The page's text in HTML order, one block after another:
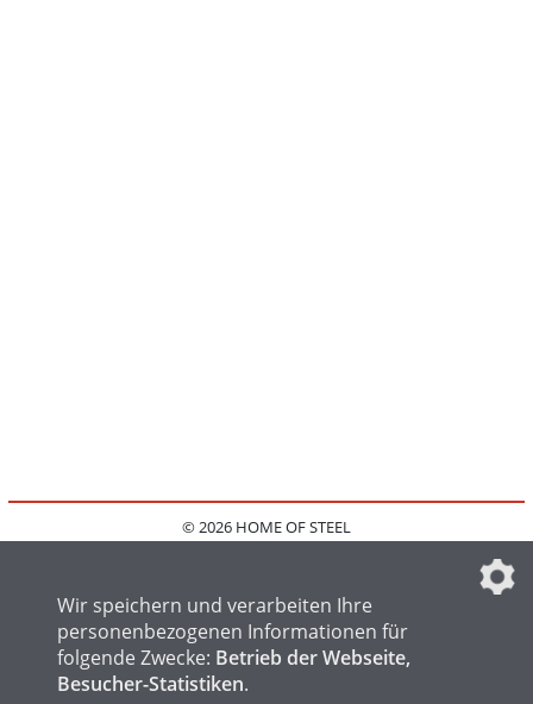
© 2026 HOME OF STEEL
IMPRESSUM
FAQ
DATENSCHUTZEINSTELLUNGEN
Wir speichern und verarbeiten Ihre
personenbezogenen Informationen für
folgende Zwecke: Betrieb der Webseite,
Besucher-Statistiken.